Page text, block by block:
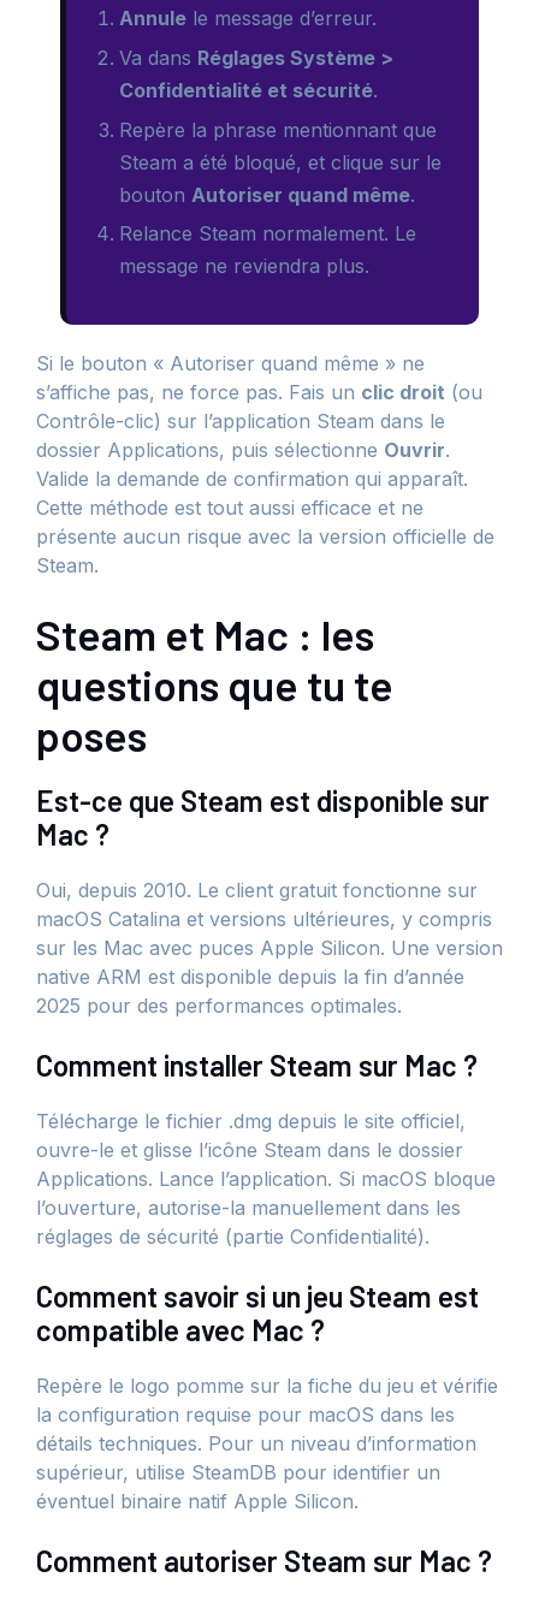
Annule le message d’erreur.
Va dans Réglages Système >
Confidentialité et sécurité.
Repère la phrase mentionnant que
Steam a été bloqué, et clique sur le
bouton Autoriser quand même.
Relance Steam normalement. Le
message ne reviendra plus.
Si le bouton « Autoriser quand même » ne
s’affiche pas, ne force pas. Fais un clic droit (ou
Contrôle-clic) sur l’application Steam dans le
dossier Applications, puis sélectionne Ouvrir.
Valide la demande de confirmation qui apparaît.
Cette méthode est tout aussi efficace et ne
présente aucun risque avec la version officielle de
Steam.
Steam et Mac : les
questions que tu te
poses
Est-ce que Steam est disponible sur
Mac ?
Oui, depuis 2010. Le client gratuit fonctionne sur
macOS Catalina et versions ultérieures, y compris
sur les Mac avec puces Apple Silicon. Une version
native ARM est disponible depuis la fin d’année
2025 pour des performances optimales.
Comment installer Steam sur Mac ?
Télécharge le fichier .dmg depuis le site officiel,
ouvre-le et glisse l’icône Steam dans le dossier
Applications. Lance l’application. Si macOS bloque
l’ouverture, autorise-la manuellement dans les
réglages de sécurité (partie Confidentialité).
Comment savoir si un jeu Steam est
compatible avec Mac ?
Repère le logo pomme sur la fiche du jeu et vérifie
la configuration requise pour macOS dans les
détails techniques. Pour un niveau d’information
supérieur, utilise SteamDB pour identifier un
éventuel binaire natif Apple Silicon.
Comment autoriser Steam sur Mac ?